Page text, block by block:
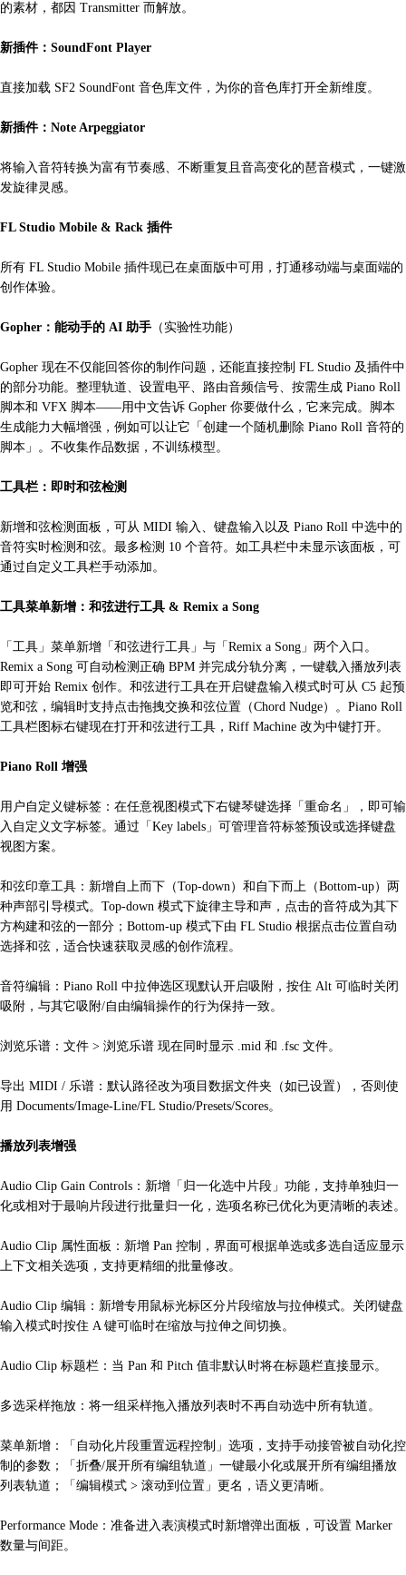
的素材，都因 Transmitter 而解放。
新插件：SoundFont Player
直接加载 SF2 SoundFont 音色库文件，为你的音色库打开全新维度。
新插件：Note Arpeggiator
将输入音符转换为富有节奏感、不断重复且音高变化的琶音模式，一键激
发旋律灵感。
FL Studio Mobile & Rack 插件
所有 FL Studio Mobile 插件现已在桌面版中可用，打通移动端与桌面端的
创作体验。
Gopher：能动手的 AI 助手 （实验性功能）
Gopher 现在不仅能回答你的制作问题，还能直接控制 FL Studio 及插件中
的部分功能。整理轨道、设置电平、路由音频信号、按需生成 Piano Roll
脚本和 VFX 脚本——用中文告诉 Gopher 你要做什么，它来完成。脚本
生成能力大幅增强，例如可以让它「创建一个随机删除 Piano Roll 音符的
脚本」。不收集作品数据，不训练模型。
工具栏：即时和弦检测
新增和弦检测面板，可从 MIDI 输入、键盘输入以及 Piano Roll 中选中的
音符实时检测和弦。最多检测 10 个音符。如工具栏中未显示该面板，可
通过自定义工具栏手动添加。
工具菜单新增：和弦进行工具 & Remix a Song
「工具」菜单新增「和弦进行工具」与「Remix a Song」两个入口。
Remix a Song 可自动检测正确 BPM 并完成分轨分离，一键载入播放列表
即可开始 Remix 创作。和弦进行工具在开启键盘输入模式时可从 C5 起预
览和弦，编辑时支持点击拖拽交换和弦位置（Chord Nudge）。Piano Roll
工具栏图标右键现在打开和弦进行工具，Riff Machine 改为中键打开。
Piano Roll 增强
用户自定义键标签：在任意视图模式下右键琴键选择「重命名」，即可输
入自定义文字标签。通过「Key labels」可管理音符标签预设或选择键盘
视图方案。
和弦印章工具：新增自上而下（Top-down）和自下而上（Bottom-up）两
种声部引导模式。Top-down 模式下旋律主导和声，点击的音符成为其下
方构建和弦的一部分；Bottom-up 模式下由 FL Studio 根据点击位置自动
选择和弦，适合快速获取灵感的创作流程。
音符编辑：Piano Roll 中拉伸选区现默认开启吸附，按住 Alt 可临时关闭
吸附，与其它吸附/自由编辑操作的行为保持一致。
浏览乐谱：文件 > 浏览乐谱 现在同时显示 .mid 和 .fsc 文件。
导出 MIDI / 乐谱：默认路径改为项目数据文件夹（如已设置），否则使
用 Documents/Image-Line/FL Studio/Presets/Scores。
播放列表增强
Audio Clip Gain Controls：新增「归一化选中片段」功能，支持单独归一
化或相对于最响片段进行批量归一化，选项名称已优化为更清晰的表述。
Audio Clip 属性面板：新增 Pan 控制，界面可根据单选或多选自适应显示
上下文相关选项，支持更精细的批量修改。
Audio Clip 编辑：新增专用鼠标光标区分片段缩放与拉伸模式。关闭键盘
输入模式时按住 A 键可临时在缩放与拉伸之间切换。
Audio Clip 标题栏：当 Pan 和 Pitch 值非默认时将在标题栏直接显示。
多选采样拖放：将一组采样拖入播放列表时不再自动选中所有轨道。
菜单新增：「自动化片段重置远程控制」选项，支持手动接管被自动化控
制的参数；「折叠/展开所有编组轨道」一键最小化或展开所有编组播放
列表轨道；「编辑模式 > 滚动到位置」更名，语义更清晰。
Performance Mode：准备进入表演模式时新增弹出面板，可设置 Marker
数量与间距。